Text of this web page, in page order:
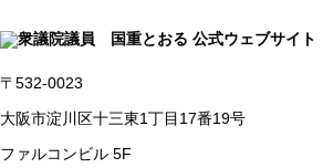
〒532-0023
大阪市淀川区十三東1丁目17番19号
ファルコンビル 5F